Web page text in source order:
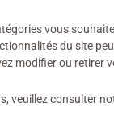
n'a
vous
du site
modifier ou retirer
veuillez consulter